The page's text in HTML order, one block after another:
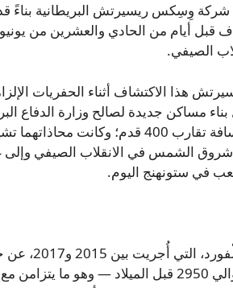
وِسِكس ريسيرتش البريطانية بناءً
قبل أيام من الحادي والعشرين من
الصيفي.
هذا الاكتشاف أثناء الحفريات
بناء مساكن جديدة لصالح وزارة الدفاع
لأعمدة تفصل بينهما مسافة تقارب 400
الشمس في الانقلاب الصيفي وإلى
في ستونهنج اليوم.
كشفت
بالكربون المشع إلى حوالي 2950 قبل